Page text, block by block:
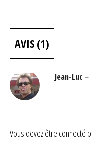
AVIS (1)
Jean-Luc –
Vous devez être connecté